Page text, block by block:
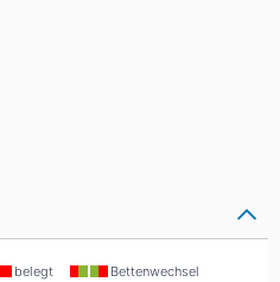
belegt Bettenwechsel